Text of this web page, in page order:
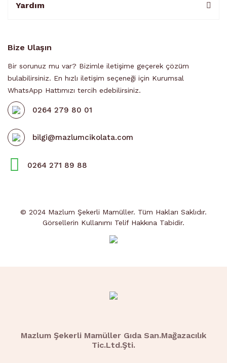
Yardım
Bize Ulaşın
Bir sorunuz mu var? Bizimle iletişime geçerek çözüm
bulabilirsiniz. En hızlı iletişim seçeneği için Kurumsal
WhatsApp Hattımızı tercih edebilirsiniz.
0264 279 80 01
bilgi@mazlumcikolata.com
0264 271 89 88
© 2024 Mazlum Şekerli Mamüller. Tüm Hakları Saklıdır.
Görsellerin Kullanımı Telif Hakkına Tabidir.
Mazlum Şekerli Mamüller Gıda San.Mağazacılık
Tic.Ltd.Şti.